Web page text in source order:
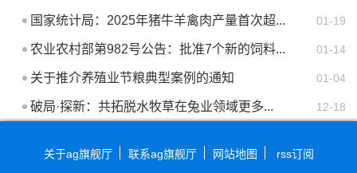
01-19
国家统计局：2025年猪牛羊禽肉产量首次超...
01-14
农业农村部第982号公告：批准7个新的饲料...
01-04
关于推介养殖业节粮典型案例的通知
12-18
破局·探新：共拓脱水牧草在兔业领域更多...
关于ag旗舰厅 联系ag旗舰厅 网站地图 rss订阅